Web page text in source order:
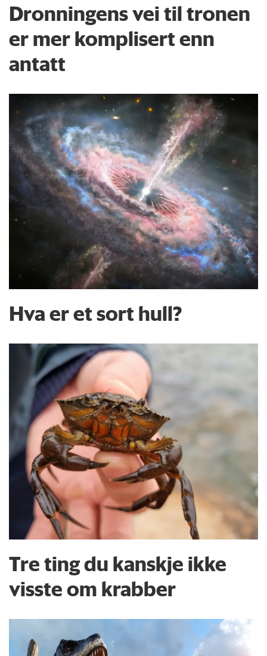
Dronningens vei til tronen
er mer komplisert enn
antatt
Hva er et sort hull?
Tre ting du kanskje ikke
visste om krabber